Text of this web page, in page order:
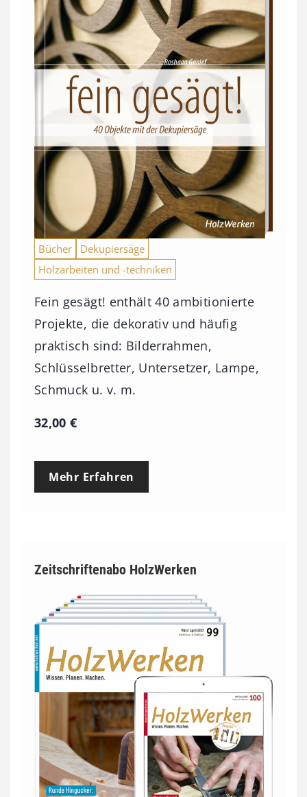
Bücher
Dekupiersäge
Holzarbeiten und -techniken
Fein gesägt! enthält 40 ambitionierte
Projekte, die dekorativ und häufig
praktisch sind: Bilderrahmen,
Schlüsselbretter, Untersetzer, Lampe,
Schmuck u. v. m.
32,00€
Mehr Erfahren
Zeitschriftenabo HolzWerken